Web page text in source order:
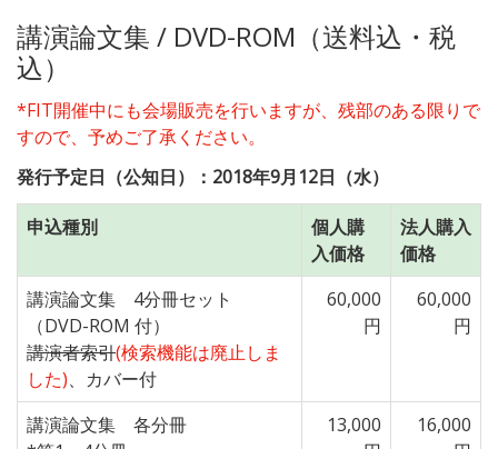
講演論文集 / DVD-ROM（送料込・税
込）
*FIT開催中にも会場販売を行いますが、残部のある限りで
すので、予めご了承ください。
発行予定日（公知日）：2018年9月12日（水）
申込種別
個人購
入価格
法人購入
価格
講演論文集 4分冊セット
（DVD-ROM 付）
講演者索引(検索機能は廃止しま
した)、カバー付
60,000
円
60,000
円
講演論文集 各分冊
13,000
16,000